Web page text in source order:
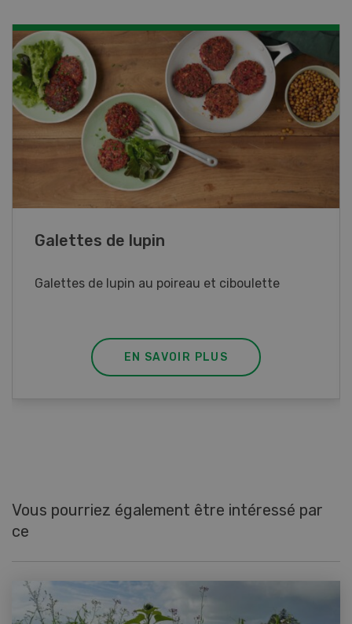
Rouleaux de printemps
Rouleaux de printemps aux poulet
EN SAVOIR PLUS
Vous pourriez également être intéressé par
ce